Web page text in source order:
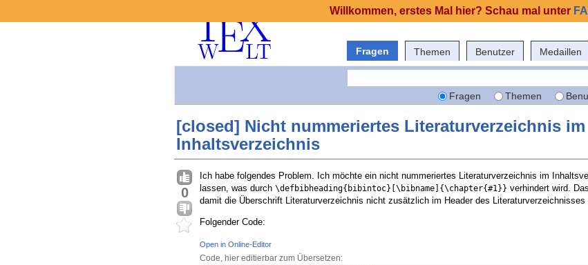
Fragen Themen Benutzer Medaillen
Fragen Themen
[closed] Nicht nummeriertes Literaturverzeichnis im
Inhaltsverzeichnis
0
Ich habe folgendes Problem. Ich möchte ein nicht nummeriertes Literaturverzeichnis im
lassen, was durch \defbibheading{bibintoc}[\bibname]{\chapter{#1}} verhindert wird.
damit die Überschrift Literaturverzeichnis nicht zusätzlich im Header des Literaturverzeichnisses
Folgender Code:
Open in Online-Editor
Code, hier editierbar zum Übersetzen:
Willkommen, erstes Mal hier? Schau mal unter